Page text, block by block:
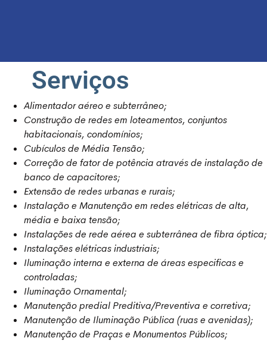
Serviços
Alimentador aéreo e subterrâneo;
Construção de redes em loteamentos, conjuntos
habitacionais, condomínios;
Cubículos de Média Tensão;
Correção de fator de potência através de instalação de
banco de capacitores;
Extensão de redes urbanas e rurais;
Instalação e Manutenção em redes elétricas de alta,
média e baixa tensão;
Instalações de rede aérea e subterrânea de fibra óptica;
Instalações elétricas industriais;
Iluminação interna e externa de áreas especificas e
controladas;
Iluminação Ornamental;
Manutenção predial Preditiva/Preventiva e corretiva;
Manutenção de Iluminação Pública (ruas e avenidas);
Manutenção de Praças e Monumentos Públicos;